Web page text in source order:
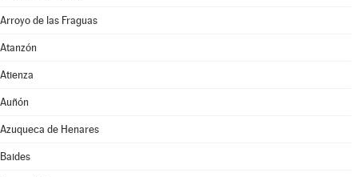
Arroyo de las Fraguas
Atanzón
Atienza
Auñón
Azuqueca de Henares
Baides